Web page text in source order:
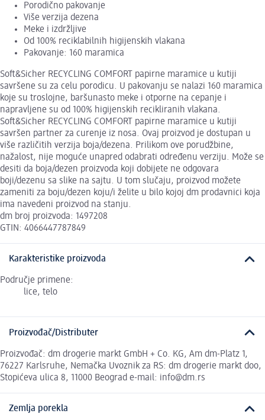
Porodično pakovanje
Više verzija dezena
Meke i izdržljive
Od 100% reciklabilnih higijenskih vlakana
Pakovanje: 160 maramica
Soft&Sicher RECYCLING COMFORT papirne maramice u kutiji
savršene su za celu porodicu. U pakovanju se nalazi 160 maramica
koje su troslojne, baršunasto meke i otporne na cepanje i
napravljene su od 100% higijenskih recikliranih vlakana.
Soft&Sicher RECYCLING COMFORT papirne maramice u kutiji
savršen partner za curenje iz nosa. Ovaj proizvod je dostupan u
više različitih verzija boja/dezena. Prilikom ove porudžbine,
nažalost, nije moguće unapred odabrati određenu verziju. Može se
desiti da boja/dezen proizvoda koji dobijete ne odgovara
boji/dezenu sa slike na sajtu. U tom slučaju, proizvod možete
zameniti za boju/dezen koju/i želite u bilo kojoj dm prodavnici koja
ima navedeni proizvod na stanju.
dm broj proizvoda: 1497208
GTIN: 4066447787849
Karakteristike proizvoda
Područje primene:
lice, telo
Proizvođač/Distributer
Proizvođač: dm drogerie markt GmbH + Co. KG, Am dm-Platz 1,
76227 Karlsruhe, Nemačka Uvoznik za RS: dm drogerie markt doo,
Stopićeva ulica 8, 11000 Beograd e-mail: info@dm.rs
Zemlja porekla